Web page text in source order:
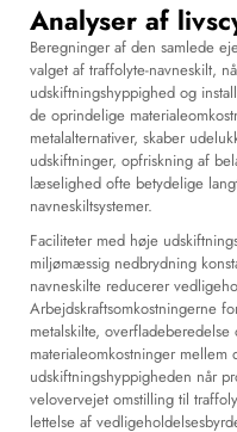
Analyser af
Beregninger af den samlede
valget af traffolyte-navneskilt,
udskiftningshyppighed og
de oprindelige
metalalternativer, skaber
udskiftninger, opfriskning af
læselighed ofte betydelige
navneskiltsystemer.
Faciliteter med høje
miljømæssig nedbrydning
navneskilte reducerer
Arbejdskraftsomkostningerne
metalskilte,
materialeomkostninger
udskiftningshyppigheden når
velovervejet omstilling til
lettelse af